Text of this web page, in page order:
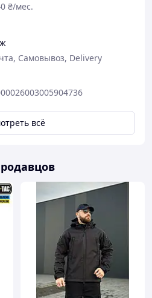
₴/мес.
Самовывоз, Delivery
всё